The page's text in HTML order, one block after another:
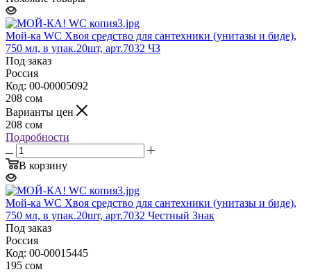
Мой-ка WC Хвоя средство для сантехники (унитазы и биде),
750 мл, в упак.20шт, арт.7032 ЧЗ
Под заказ
Россия
Код: 00-00005092
208 сом
Варианты цен
208 сом
Подробности
В корзину
Мой-ка WC Хвоя средство для сантехники (унитазы и биде),
750 мл, в упак.20шт, арт.7032 Честный Знак
Под заказ
Россия
Код: 00-00015445
195 сом